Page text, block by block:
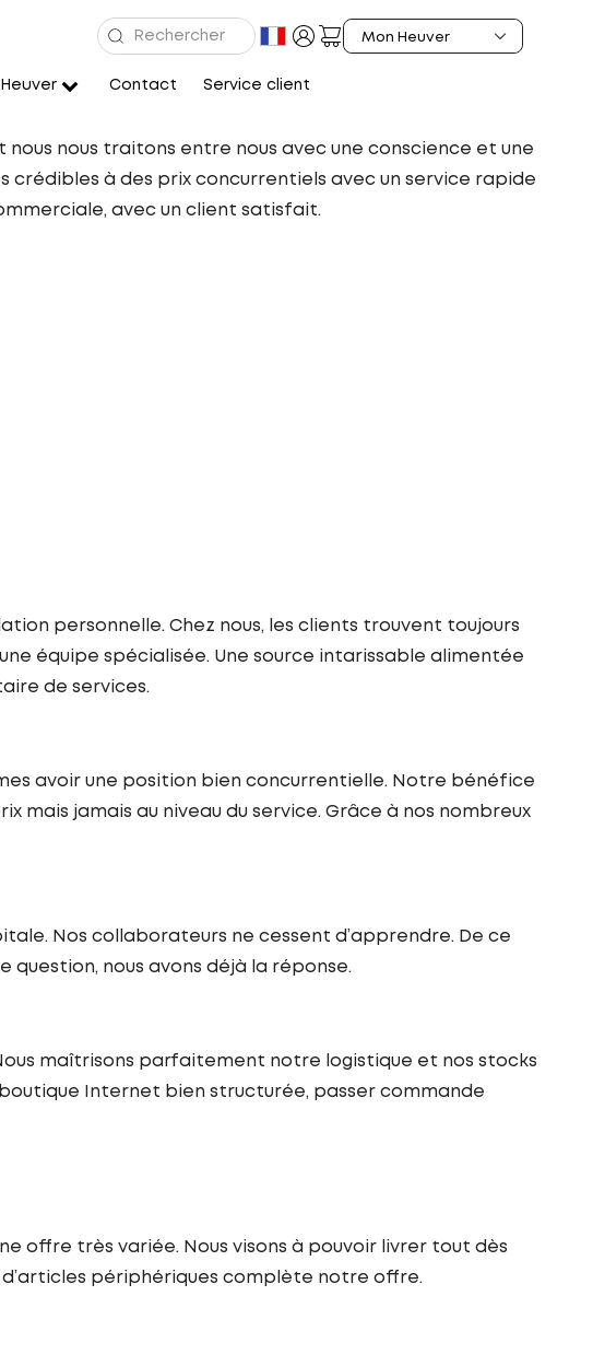
Contact Service client
nous traitons entre nous avec une conscience et une
à des prix concurrentiels avec un service rapide
avec un client satisfait.
personnelle. Chez nous, les clients trouvent toujours
équipe spécialisée. Une source intarissable alimentée
de services.
avoir une position bien concurrentielle. Notre bénéfice
mais jamais au niveau du service. Grâce à nos nombreux
Nos collaborateurs ne cessent d’apprendre. De ce
question, nous avons déjà la réponse.
maîtrisons parfaitement notre logistique et nos stocks
boutique Internet bien structurée, passer commande
offre très variée. Nous visons à pouvoir livrer tout dès
d’articles périphériques complète notre offre.